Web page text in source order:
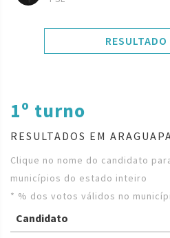
RESULTADO
1º turno
RESULTADOS EM
Clique no nome do candidato
municípios do estado inteiro
* % dos votos válidos no
Candidato